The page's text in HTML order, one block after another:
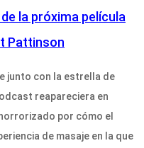
la próxima película
Pattinson
junto con la estrella de
reapareciera en
por cómo el
de masaje en la que